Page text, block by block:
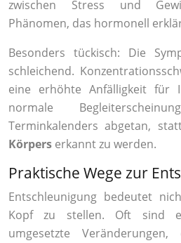
zwischen Stress und
Phänomen, das hormonell
Besonders tückisch: Die
schleichend.
eine erhöhte Anfälligkeit für
normale
Terminkalenders abgetan,
Körpers erkannt zu werden.
Praktische Wege zur
Entschleunigung bedeutet
Kopf zu stellen. Oft sind
umgesetzte